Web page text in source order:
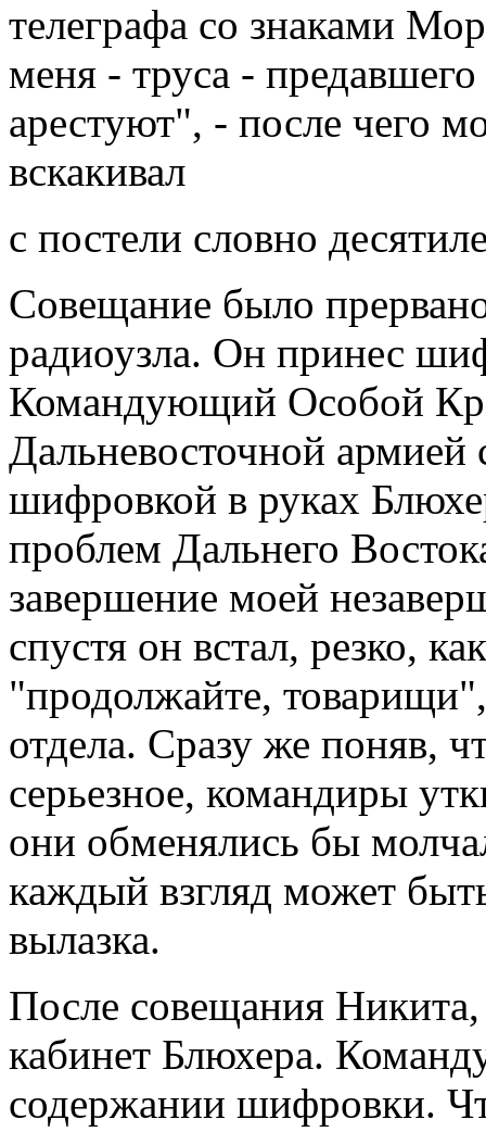
телеграфа со знаками
меня - труса -
арестуют", - после чего
вскакивал
с постели словно
Совещание было
радиоузла. Он принес
Командующий Особой
Дальневосточной
шифровкой в руках
проблем Дальнего
завершение моей
спустя он встал, резко,
"продолжайте,
отдела. Сразу же поняв,
серьезное, командиры
они обменялись бы
каждый взгляд может
вылазка.
После совещания
кабинет Блюхера.
содержании шифровки.